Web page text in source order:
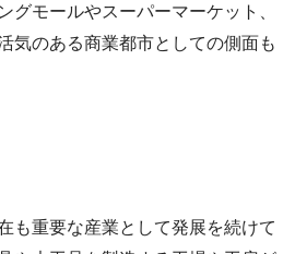
グモールやスーパーマーケット、
気のある商業都市としての側面も
も重要な産業として発展を続けて